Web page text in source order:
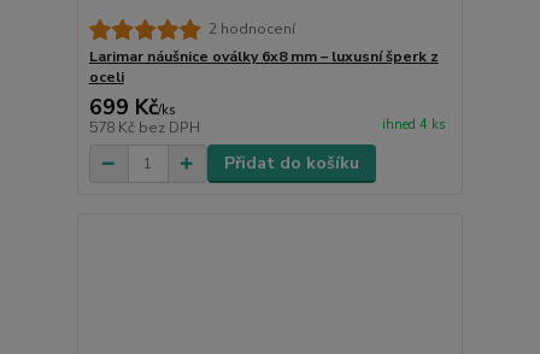
2 hodnocení
Larimar náušnice oválky 6x8 mm – luxusní šperk z
oceli
699 Kč/ks
578 Kč bez DPH ihned 4 ks
Přidat do košíku